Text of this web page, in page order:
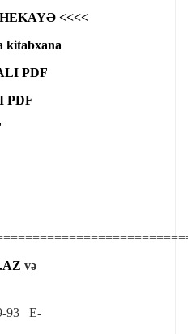
<<<<
kitabxana
PDF
PDF
və
93 E-